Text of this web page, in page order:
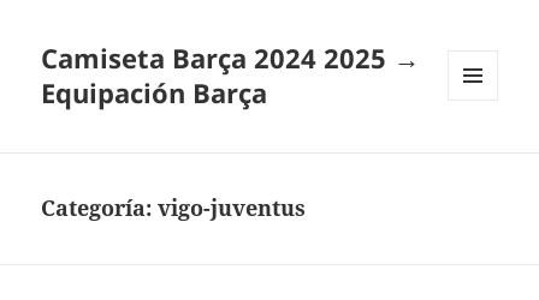
Camiseta Barça 2024 2025 →
Equipación Barça
Categoría:vigo-juventus